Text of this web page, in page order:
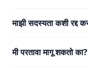
माझी सदस्यता कशी रद्द
मी परतावा मागू शकतो का?